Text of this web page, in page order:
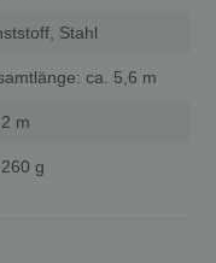
Stahl
ca. 5,6 m
m
g